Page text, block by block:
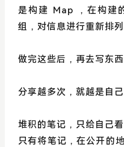
是构建 Map ，在构建
组，对信息进行重新排
做完这些后，再去写东西
分享越多次，就越是自己
堆积的笔记，只给自己
只有将笔记，在公开的